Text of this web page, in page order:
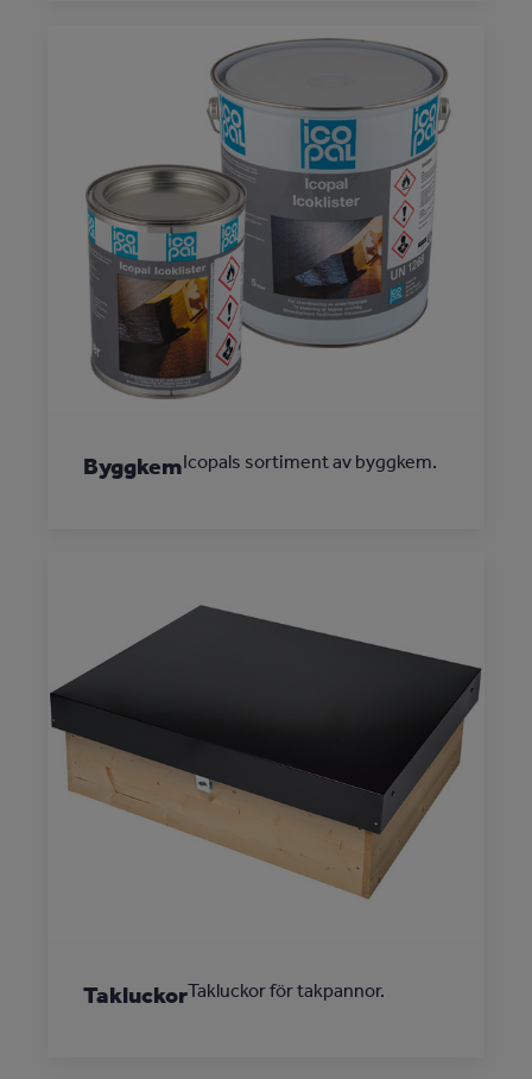
ByggkemIcopals sortiment av byggkem.
TakluckorTakluckor för takpannor.